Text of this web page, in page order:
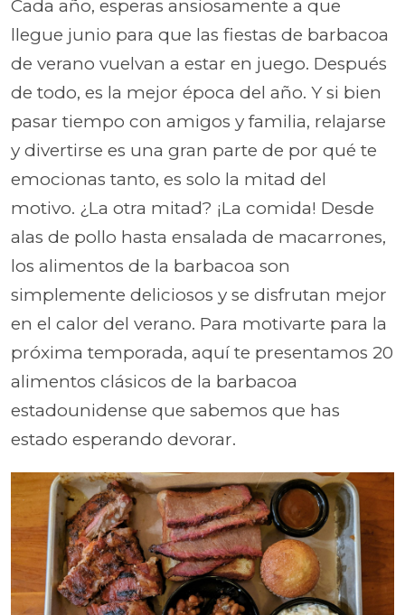
Cada año, esperas ansiosamente a que
llegue junio para que las fiestas de barbacoa
de verano vuelvan a estar en juego. Después
de todo, es la mejor época del año. Y si bien
pasar tiempo con amigos y familia, relajarse
y divertirse es una gran parte de por qué te
emocionas tanto, es solo la mitad del
motivo. ¿La otra mitad? ¡La comida! Desde
alas de pollo hasta ensalada de macarrones,
los alimentos de la barbacoa son
simplemente deliciosos y se disfrutan mejor
en el calor del verano. Para motivarte para la
próxima temporada, aquí te presentamos 20
alimentos clásicos de la barbacoa
estadounidense que sabemos que has
estado esperando devorar.